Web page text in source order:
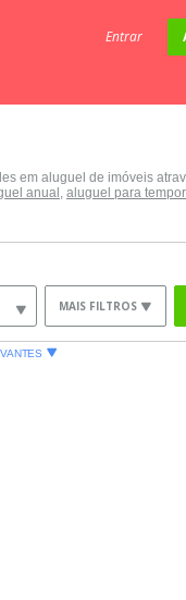
Entrar
em aluguel de imóveis
anual , aluguel para
MAIS FILTROS